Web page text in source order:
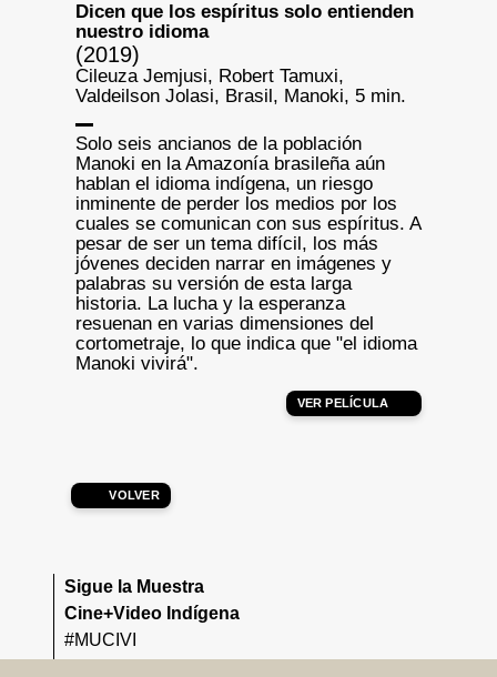
Dicen que los espíritus solo entienden
nuestro idioma
(2019)
Cileuza Jemjusi, Robert Tamuxi,
Valdeilson Jolasi, Brasil, Manoki, 5 min.
Solo seis ancianos de la población
Manoki en la Amazonía brasileña aún
hablan el idioma indígena, un riesgo
inminente de perder los medios por los
cuales se comunican con sus espíritus. A
pesar de ser un tema difícil, los más
jóvenes deciden narrar en imágenes y
palabras su versión de esta larga
historia. La lucha y la esperanza
resuenan en varias dimensiones del
cortometraje, lo que indica que "el idioma
Manoki vivirá".
VER PELÍCULA
VOLVER
Sigue la Muestra
Cine+Video Indígena
#MUCIVI